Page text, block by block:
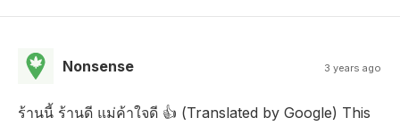
Nonsense 3 years ago
ร้านนี้ ร้านดี แม่ค้าใจดี 👍 (Translated by Google) This